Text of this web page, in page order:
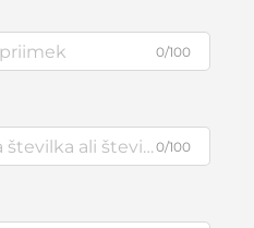
0/100
0/100